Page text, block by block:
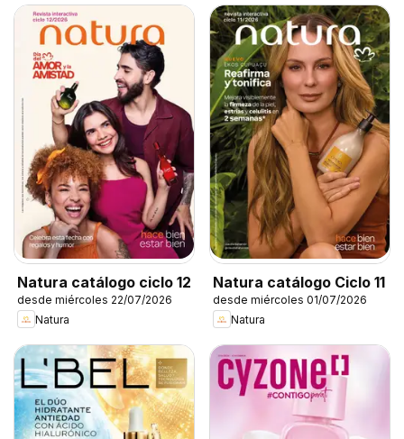
Natura catálogo ciclo 12
desde miércoles 22/07/2026
Natura
Natura catálogo Ciclo 11
desde miércoles 01/07/2026
Natura